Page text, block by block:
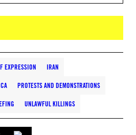
EXPRESSION IRAN
PROTESTS AND DEMONSTRATIONS
UNLAWFUL KILLINGS